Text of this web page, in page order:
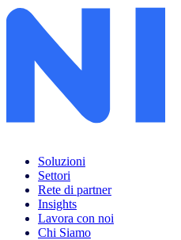
Soluzioni
Settori
Rete di partner
Insights
Lavora con noi
Chi Siamo